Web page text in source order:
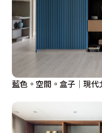
藍色。空間。盒子│現